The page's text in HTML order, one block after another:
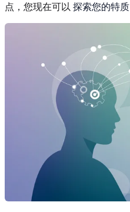
点，您现在可以 探索您的特质